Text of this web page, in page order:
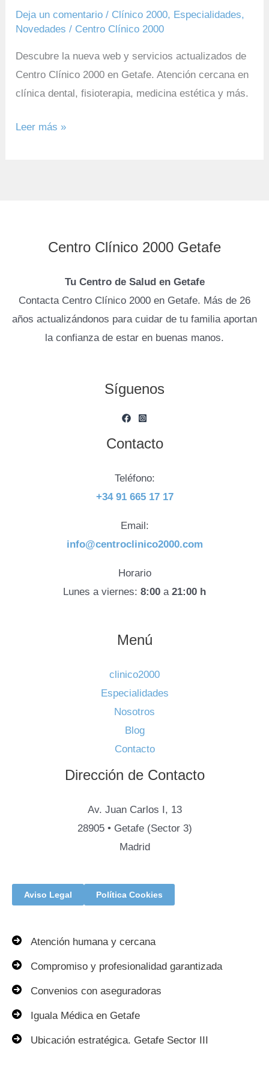
Deja un comentario / Clínico 2000, Especialidades,
Novedades / Centro Clínico 2000
Descubre la nueva web y servicios actualizados de
Centro Clínico 2000 en Getafe. Atención cercana en
clínica dental, fisioterapia, medicina estética y más.
Leer más »
Centro Clínico 2000 Getafe
Tu Centro de Salud en Getafe
Contacta Centro Clínico 2000 en Getafe. Más de 26
años actualizándonos para cuidar de tu familia aportan
la confianza de estar en buenas manos.
Síguenos
Contacto
Teléfono:
+34 91 665 17 17
Email:
info@centroclinico2000.com
Horario
Lunes a viernes: 8:00 a 21:00 h
Menú
clinico2000
Especialidades
Nosotros
Blog
Contacto
Dirección de Contacto
Av. Juan Carlos I, 13
28905 • Getafe (Sector 3)
Madrid
Aviso Legal Política Cookies
Atención humana y cercana
Compromiso y profesionalidad garantizada
Convenios con aseguradoras
Iguala Médica en Getafe
Ubicación estratégica. Getafe Sector III